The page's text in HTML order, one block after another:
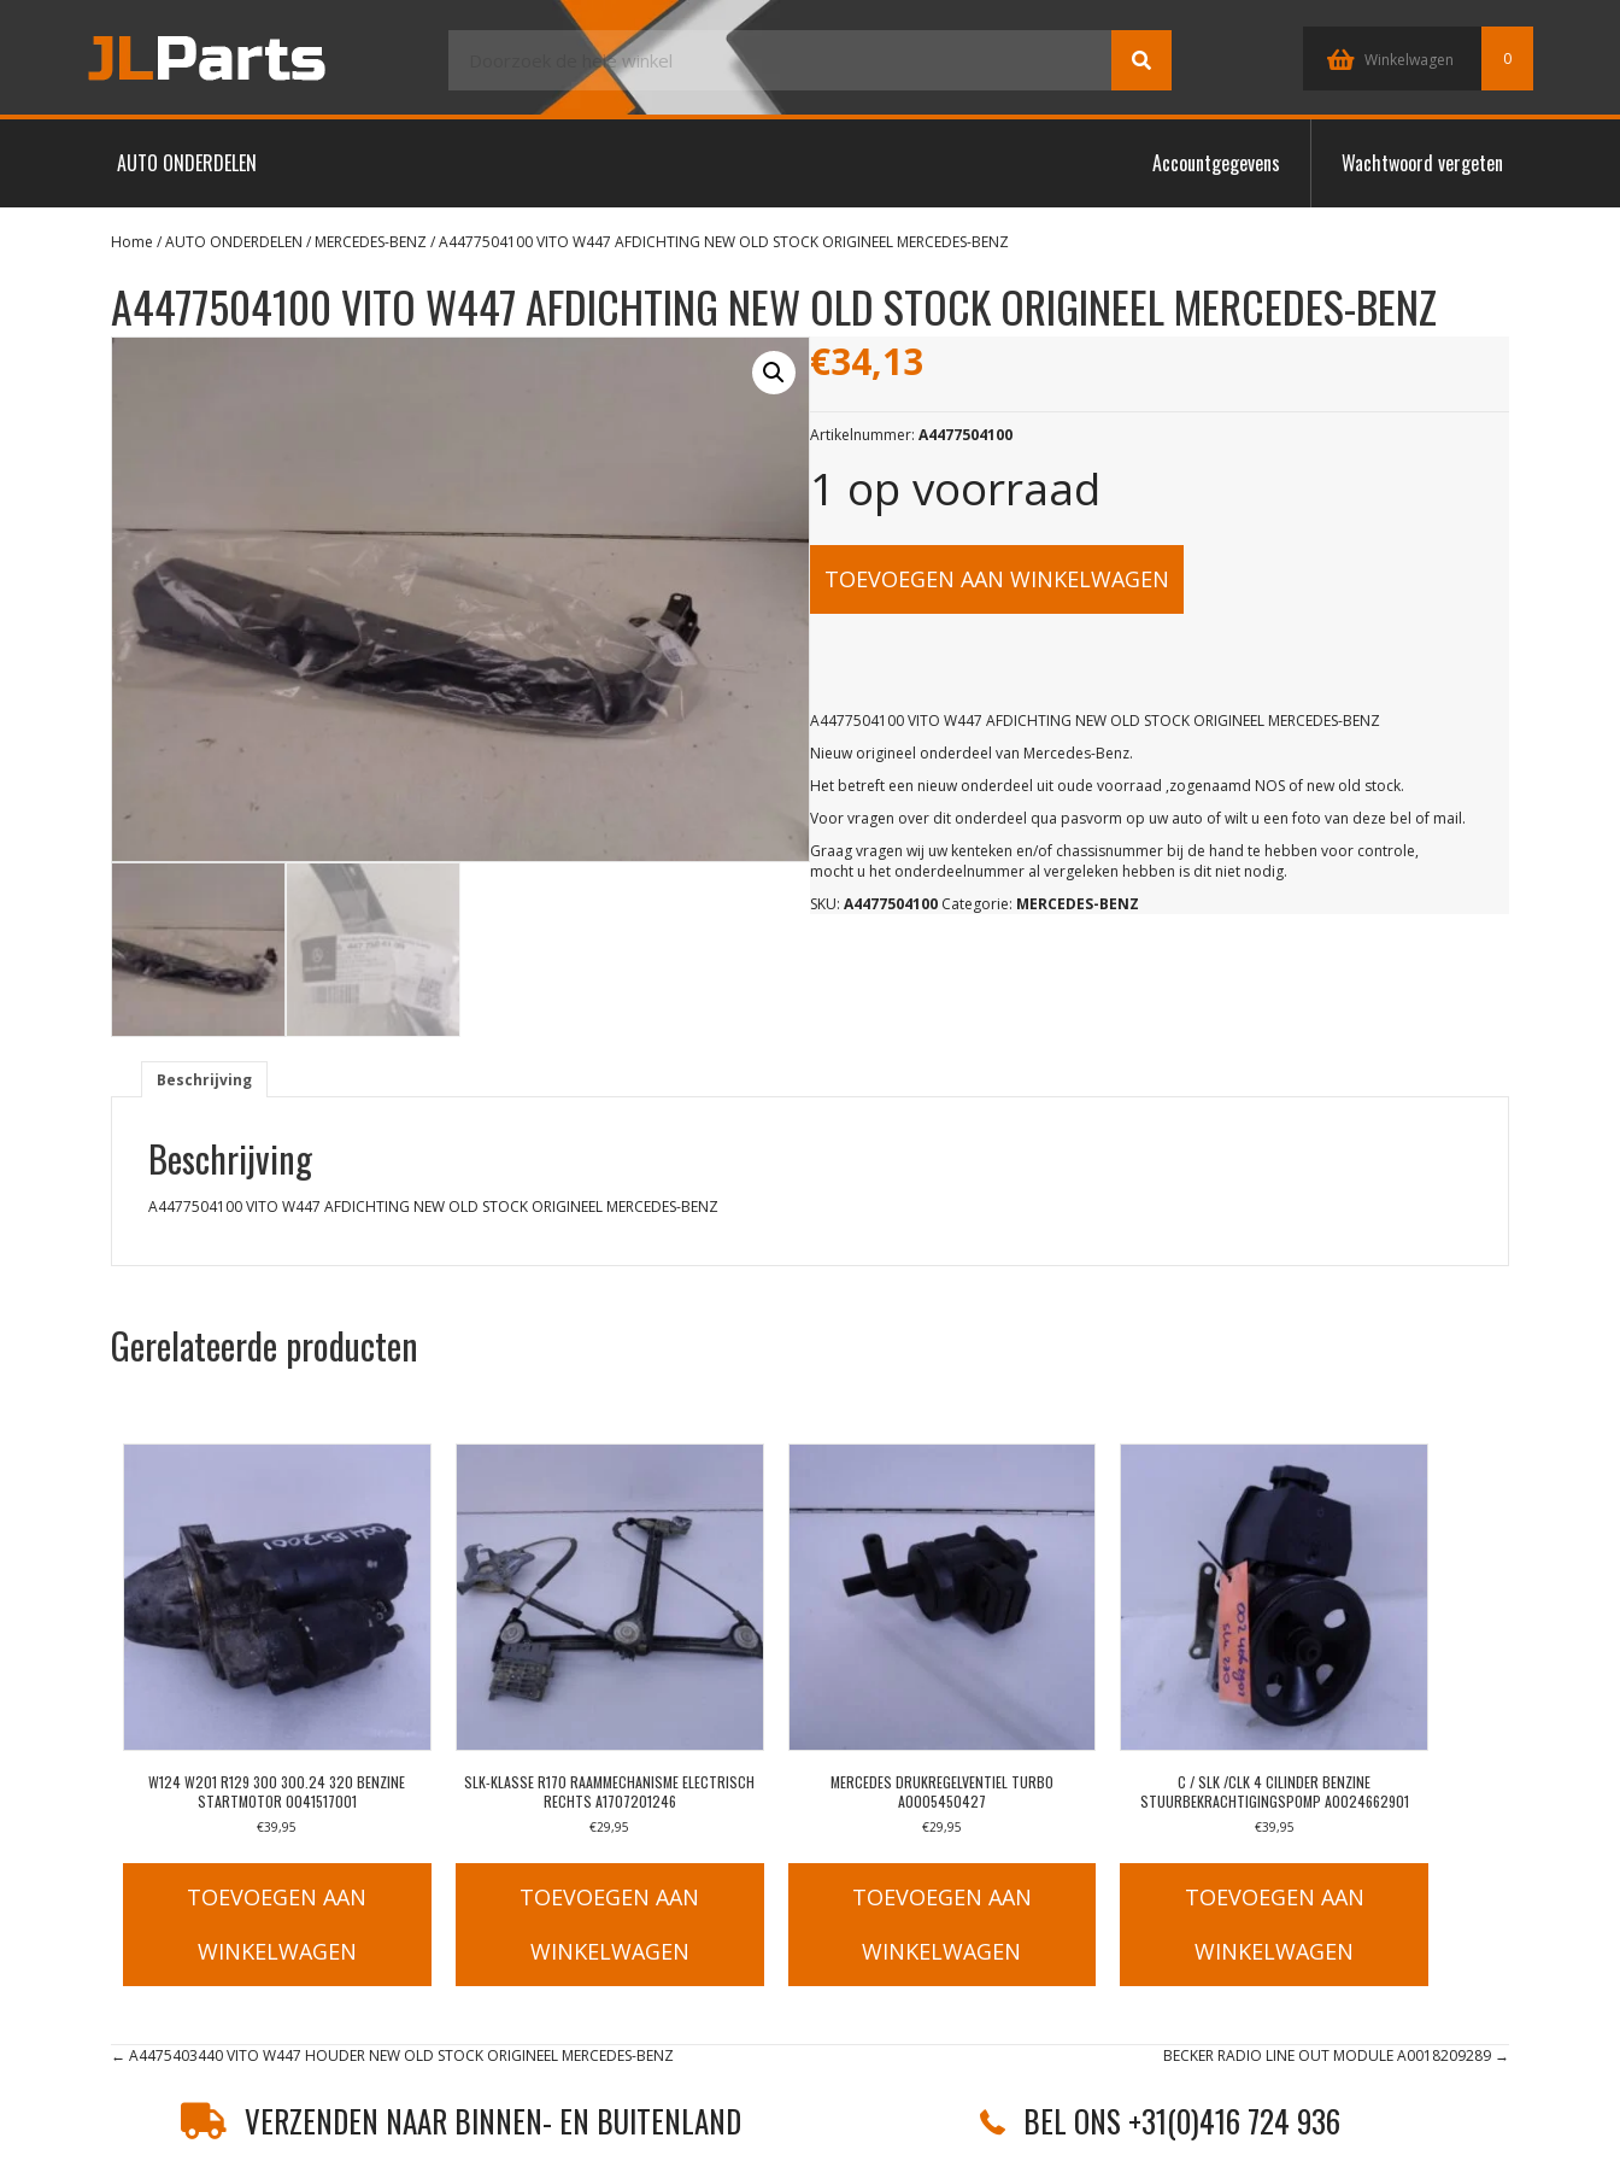
Winkelwagen 0
AUTO ONDERDELEN Accountgegevens Wachtwoord vergeten
Home /AUTO ONDERDELEN / MERCEDES-BENZ/ A4477504100 VITO W447 AFDICHTING NEW OLD STOCK ORIGINEEL MERCEDES-BENZ
A4477504100 VITO W447 AFDICHTING NEW OLD STOCK ORIGINEEL MERCEDES-BENZ
€34,13
Artikelnummer: A4477504100
1 op voorraad
A4477504100
W447
AFDICHTING
NEW
OLD
aantal
TOEVOEGEN AAN WINKELWAGEN
A4477504100 VITO W447 AFDICHTING NEW OLD STOCK ORIGINEEL MERCEDES-BENZ
Nieuw origineel onderdeel van Mercedes-Benz.
Het betreft een nieuw onderdeel uit oude voorraad ,zogenaamd NOS of new old stock.
Voor vragen over dit onderdeel qua pasvorm op uw auto of wilt u een foto van deze bel of mail.
Graag vragen wij uw kenteken en/of chassisnummer bij de hand te hebben voor controle,
mocht u het onderdeelnummer al vergeleken hebben is dit niet nodig.
SKU: A4477504100 Categorie: MERCEDES-BENZ
Beschrijving
Beschrijving
A4477504100 VITO W447 AFDICHTING NEW OLD STOCK ORIGINEEL MERCEDES-BENZ
Gerelateerde producten
W124 W201 R129 300 300.24 320 BENZINE
STARTMOTOR 0041517001
€39,95
TOEVOEGEN AAN
WINKELWAGEN
SLK-KLASSE R170 RAAMMECHANISME ELECTRISCH
RECHTS A1707201246
€29,95
TOEVOEGEN AAN
WINKELWAGEN
MERCEDES DRUKREGELVENTIEL TURBO
A0005450427
€29,95
TOEVOEGEN AAN
WINKELWAGEN
C / SLK /CLK 4 CILINDER BENZINE
STUURBEKRACHTIGINGSPOMP A0024662901
€39,95
TOEVOEGEN AAN
WINKELWAGEN
Posts
navigation
← A4475403440 VITO W447 HOUDER NEW OLD STOCK ORIGINEEL MERCEDES-BENZ BECKER RADIO LINE OUT MODULE A0018209289 →
VERZENDEN NAAR BINNEN- EN BUITENLAND BEL ONS +31(0)416 724 936